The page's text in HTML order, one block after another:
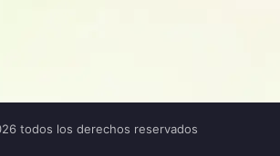
todos los derechos reservados